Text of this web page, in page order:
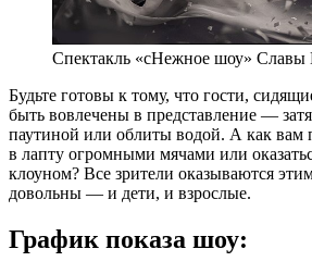
Спектакль «сНежное шоу» Славы
Будьте готовы к тому, что гости,
быть вовлечены в представление —
паутиной или облиты водой. А как вам
в лапту огромными мячами или
клоуном? Все зрители оказываются
довольны — и дети, и взрослые.
График показа шоу: